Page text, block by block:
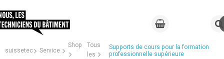
suissetec Service
Shop
Tous
les
Supports de cours pour la formation
professionnelle supérieure